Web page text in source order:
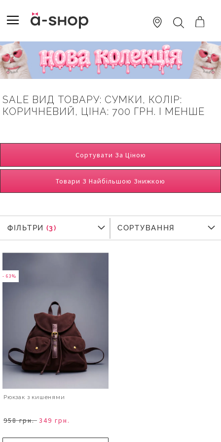
TO
CONTENT
ПОШУК
SALE ВИД ТОВАРУ: СУМКИ, КОЛІР:
КОРИЧНЕВИЙ, ЦІНА: 700 ГРН. І МЕНШЕ
Сортувати За Ціною
Товари З Найбільшою Знижкою
- 63%
Рюкзак з кишенями
958 грн. 349 грн.
ФІЛЬТРИ
ФІЛЬТРИ СОРТУВАННЯ